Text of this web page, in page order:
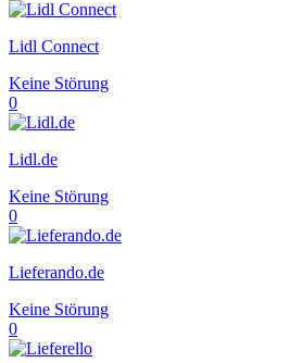
Lidl Connect
Keine Störung
0
Lidl.de
Keine Störung
0
Lieferando.de
Keine Störung
0